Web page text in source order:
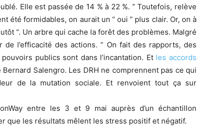
Elle est passée de 14 % à 22 %. ” Toutefois, relève
été formidables, on aurait un ” oui ” plus clair. Or, on à
“. Un arbre qui cache la forêt des problèmes. Malgré
l’efficacité des actions. ” On fait des rapports, des
publics sont dans l’incantation. Et les accords
Bernard Salengro. Les DRH ne comprennent pas ce qui
de la mutation sociale. Et renvoient tout ça sur
entre les 3 et 9 mai auprès d’un échantillon
que les résultats mêlent les stress positif et négatif.